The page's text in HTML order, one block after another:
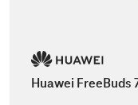
Huawei FreeBuds